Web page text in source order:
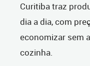
Curitiba traz
dia a dia, com
economizar sem
cozinha.